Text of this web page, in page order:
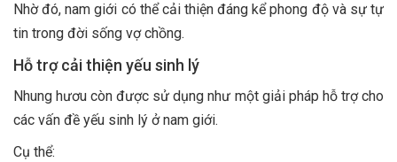
Nhờ đó, nam giới có thể cải thiện đáng kể phong độ và sự tự
tin trong đời sống vợ chồng.
Hỗ trợ cải thiện yếu sinh lý
Nhung hươu còn được sử dụng như một giải pháp hỗ trợ cho
các vấn đề yếu sinh lý ở nam giới.
Cụ thể: